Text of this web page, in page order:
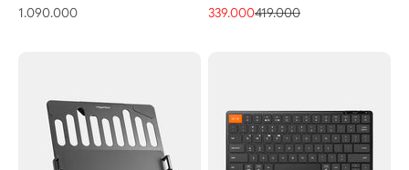
Giá bán
1.090.000
Giá bán
339.000Giá thông thường
419.000